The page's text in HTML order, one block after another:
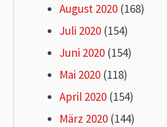
August 2020 (168)
Juli 2020 (154)
Juni 2020 (154)
Mai 2020 (118)
April 2020 (154)
März 2020 (144)